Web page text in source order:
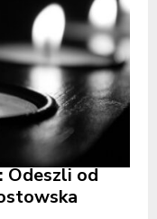
Odeszli od